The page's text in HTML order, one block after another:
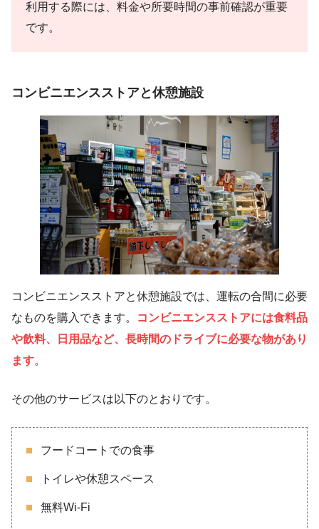
利用する際には、料金や所要時間の事前確認が重要
です。
コンビニエンスストアと休憩施設
コンビニエンスストアと休憩施設では、運転の合間に必要
なものを購入できます。
コンビニエンスストアには食料品
や飲料、日用品など、長時間のドライブに必要な物があり
ます。
その他のサービスは以下のとおりです。
フードコートでの食事
トイレや休憩スペース
無料Wi-Fi